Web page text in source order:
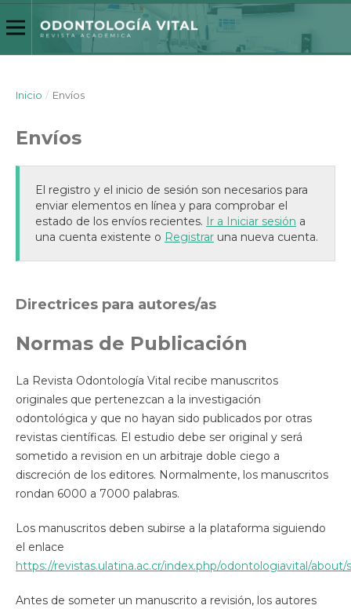
Inicio / Envíos
Envíos
El registro y el inicio de sesión son necesarios para
enviar elementos en línea y para comprobar el
estado de los envíos recientes. Ir a Iniciar sesión a
una cuenta existente o Registraruna nueva cuenta.
Directrices para autores/as
Normas de Publicación
La Revista Odontología Vital recibe manuscritos
originales que pertenezcan a la investigación
odontológica y que no hayan sido publicados por otras
revistas científicas. El estudio debe ser original y será
sometido a revision en un arbitraje doble ciego a
discreción de los editores. Normalmente, los manuscritos
rondan 6000 a 7000 palabras.
Los manuscritos deben subirse a la plataforma siguiendo
el enlace
https://revistas.ulatina.ac.cr/index.php/odontologiavital/about/
Antes de someter un manuscrito a revisión, los autores